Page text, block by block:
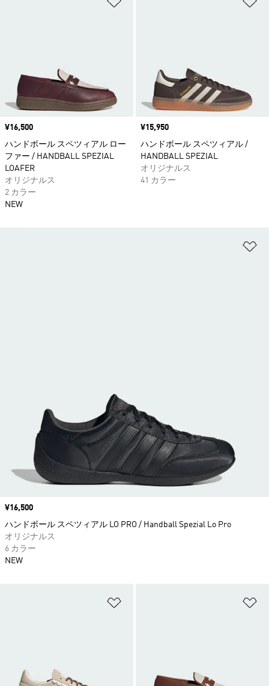
価格
¥16,500
ハンドボール スペツィアル ロー
ファー / HANDBALL SPEZIAL
LOAFER
オリジナルス
2 カラー
NEW
価格
¥15,950
ハンドボール スペツィアル /
HANDBALL SPEZIAL
オリジナルス
41 カラー
価格
¥16,500
ハンドボール スペツィアル LO PRO / Handball Spezial Lo Pro
オリジナルス
6 カラー
NEW